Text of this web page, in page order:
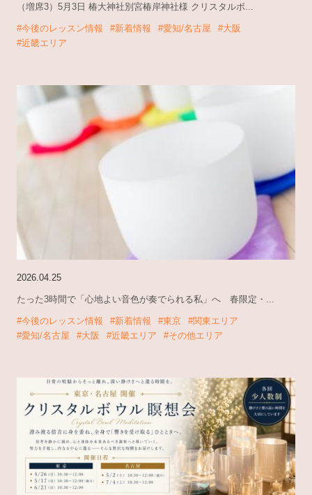
（増席3）5月3日 椿大神社別宮椿岸神社様 クリスタルボ...
#今後のレッスン情報 #新着情報 #愛知/名古屋
#大阪
#近畿エリア
2026.04.25
たった3時間で「心地よい音色が奏でられる私」へ 春限定・...
#今後のレッスン情報 #新着情報 #東京
#関東エリア
#愛知/名古屋
#大阪 #近畿エリア #その他エリア